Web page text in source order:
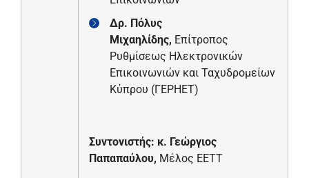
Δρ. Πόλυς
Μιχαηλίδης, Επίτροπος
Ρυθμίσεως Ηλεκτρονικών
Επικοινωνιών και Ταχυδρομείων
Κύπρου (ΓΕΡΗΕΤ)
Συντονιστής: κ. Γεώργιος
Παπαπαύλου, Μέλος ΕΕΤΤ